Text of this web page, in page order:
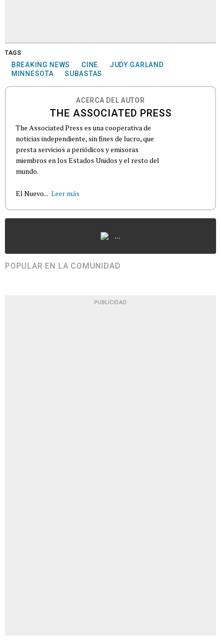
TAGS
BREAKING NEWS CINE
JUDY GARLAND
MINNESOTA
SUBASTAS
ACERCA DEL AUTOR
THE ASSOCIATED PRESS
The Associated Press es una cooperativa de
noticias independiente, sin fines de lucro, que
presta servicios a periódicos y emisoras
miembros en los Estados Unidos y el resto del
mundo.
El Nuevo... Leer más
...
POPULAR EN LA COMUNIDAD
PUBLICIDAD